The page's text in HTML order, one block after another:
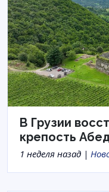
В Грузии
крепость
1 неделя назад |